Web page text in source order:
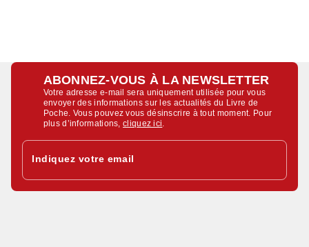
ABONNEZ-VOUS À LA NEWSLETTER
Votre adresse e-mail sera uniquement utilisée pour vous
envoyer des informations sur les actualités du Livre de
Poche. Vous pouvez vous désinscrire à tout moment. Pour
plus d’informations,cliquez ici.
Indiquez votre email